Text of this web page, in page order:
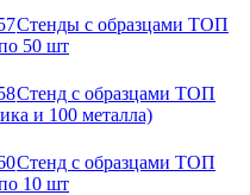
Стенды с образцами ТОП
50 шт
Стенд с образцами ТОП
и 100 металла)
Стенд с образцами ТОП
10 шт